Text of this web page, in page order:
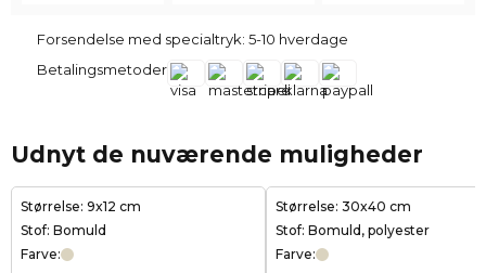
Forsendelse med specialtryk: 5-10 hverdage
Betalingsmetoder
Udnyt de nuværende muligheder
Størrelse: 9x12 cm
Stof: Bomuld
Farve:
Størrelse: 30x40 cm
Stof: Bomuld, polyester
Farve: